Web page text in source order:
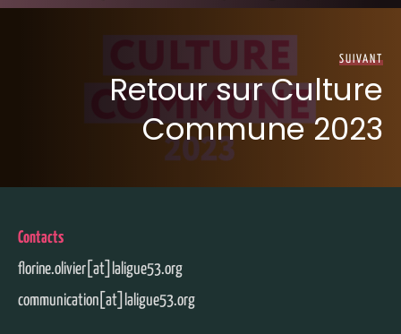
SUIVANT
Retour sur Culture
Commune 2023
Contacts
florine.olivier[at]laligue53.org
communication[at]laligue53.org